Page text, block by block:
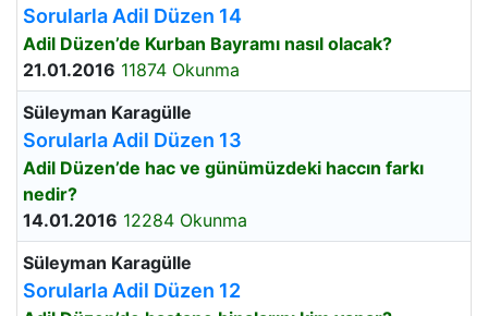
Sorularla Adil Düzen 14
Adil Düzen’de Kurban Bayramı nasıl olacak?
21.01.2016 11874 Okunma
Süleyman Karagülle
Sorularla Adil Düzen 13
Adil Düzen’de hac ve günümüzdeki haccın farkı
nedir?
14.01.2016 12284 Okunma
Süleyman Karagülle
Sorularla Adil Düzen 12